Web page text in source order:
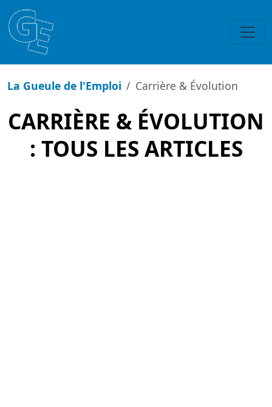
La Gueule de l'Emploi Carrière & Évolution
CARRIÈRE & ÉVOLUTION
: TOUS LES ARTICLES